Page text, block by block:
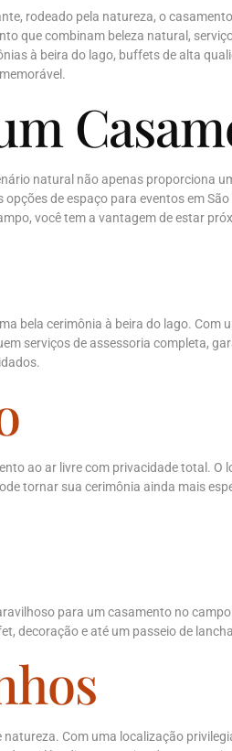
rodeado pela natureza, o
que combinam beleza natural,
à beira do lago, buffets de alta
natural não apenas proporciona
de espaço para eventos em
você tem a vantagem de estar
bela cerimônia à beira do lago.
serviços de assessoria completa,
ao ar livre com privacidade total.
tornar sua cerimônia ainda mais
para um casamento no
decoração e até um passeio de
Com uma localização